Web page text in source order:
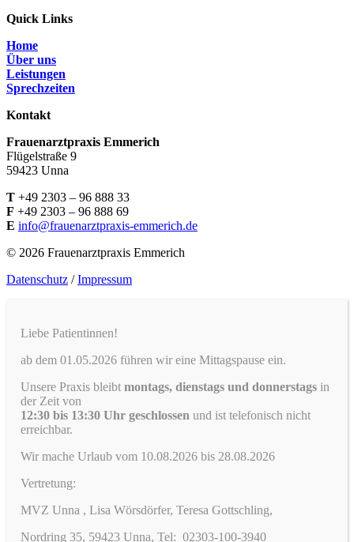
Quick Links
Home
Über uns
Leistungen
Sprechzeiten
Kontakt
Frauenarztpraxis Emmerich
Flügelstraße 9
59423 Unna
T +49 2303 – 96 888 33
F +49 2303 – 96 888 69
E info@frauenarztpraxis-emmerich.de
© 2026 Frauenarztpraxis Emmerich
Datenschutz /Impressum
Liebe Patientinnen!
ab dem 01.05.2026 führen wir eine Mittagspause ein.
Unsere Praxis bleibt montags, dienstags und donnerstags in
der Zeit von
12:30 bis 13:30 Uhr geschlossen und ist telefonisch nicht
erreichbar.
Wir mache Urlaub vom 10.08.2026 bis 28.08.2026
Vertretung:
MVZ Unna , Lisa Wörsdörfer, Teresa Gottschling,
Nordring 35, 59423 Unna, Tel: 02303-100-3940